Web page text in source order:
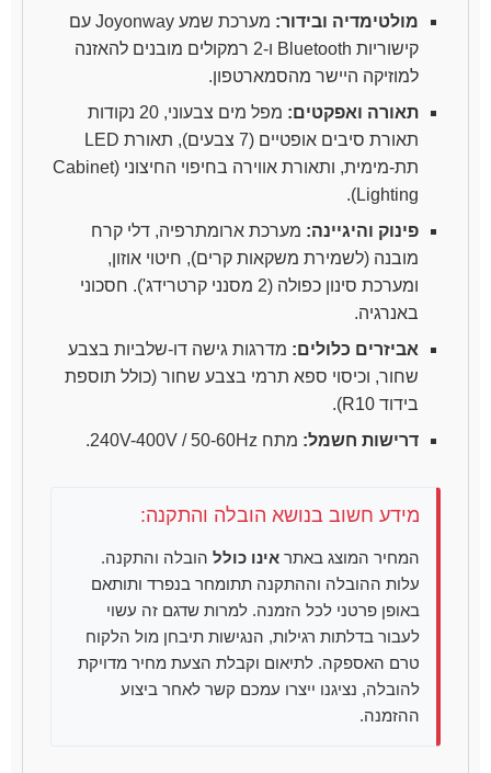
מולטימדיה ובידור:
מערכת שמע Joyonway עם
קישוריות Bluetooth ו-2 רמקולים מובנים להאזנה
למוזיקה היישר מהסמארטפון.
תאורה ואפקטים:
מפל מים צבעוני, 20 נקודות
תאורת סיבים אופטיים (7 צבעים), תאורת LED
תת-מימית, ותאורת אווירה בחיפוי החיצוני (Cabinet
Lighting).
פינוק והיגיינה: מערכת ארומתרפיה, דלי קרח
מובנה (לשמירת משקאות קרים), חיטוי אוזון,
ומערכת סינון כפולה (2 מסנני קרטרידג'). חסכוני
באנרגיה.
אביזרים כלולים: מדרגות גישה דו-שלביות בצבע
שחור, וכיסוי ספא תרמי בצבע שחור (כולל תוספת
בידוד R10).
דרישות חשמל: מתח 240V-400V / 50-60Hz.
מידע חשוב בנושא הובלה והתקנה:
המחיר המוצג באתר אינו כולל הובלה והתקנה.
עלות ההובלה וההתקנה תתומחר בנפרד ותותאם
באופן פרטני לכל הזמנה. למרות שדגם זה עשוי
לעבור בדלתות רגילות, הנגישות תיבחן מול הלקוח
טרם האספקה. לתיאום וקבלת הצעת מחיר מדויקת
להובלה, נציגנו ייצרו עמכם קשר לאחר ביצוע
ההזמנה.